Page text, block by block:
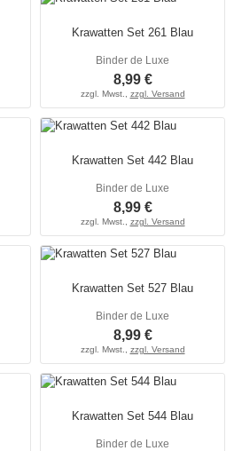
Krawatten Set 261 Blau
Binder de Luxe
8,99 €
zzgl. Mwst., zzgl. Versand
Krawatten Set 442 Blau
Binder de Luxe
8,99 €
zzgl. Mwst., zzgl. Versand
Krawatten Set 527 Blau
Binder de Luxe
8,99 €
zzgl. Mwst., zzgl. Versand
Krawatten Set 544 Blau
Binder de Luxe